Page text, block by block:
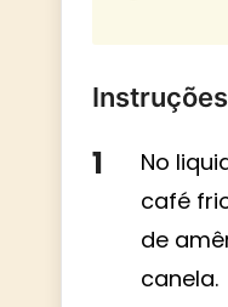
Instruções
No
café
de
canela.